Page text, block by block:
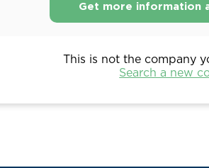
Get more information
This is not the company
Search a new